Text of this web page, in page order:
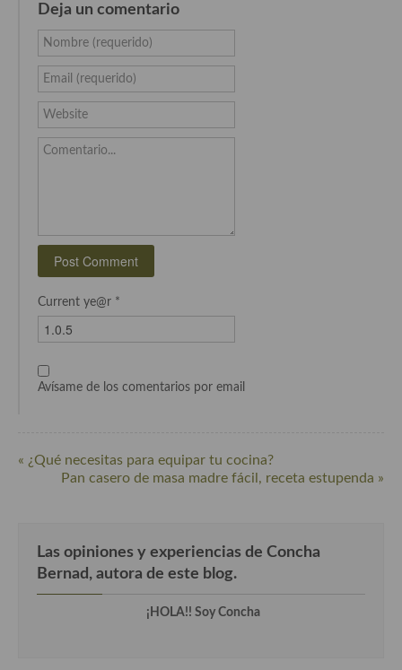
Deja un comentario
Nombre (requerido)
Email (requerido)
Website
Comentario...
Current ye@r *
Avísame de los comentarios por email
« ¿Qué necesitas para equipar tu cocina?
Pan casero de masa madre fácil, receta estupenda »
Las opiniones y experiencias de Concha
Bernad, autora de este blog.
¡HOLA!! Soy Concha